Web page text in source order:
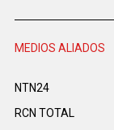
MEDIOS ALIADOS
NTN24
RCN TOTAL